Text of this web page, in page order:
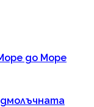
до Море